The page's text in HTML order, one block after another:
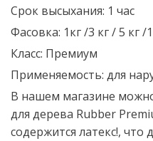
Срок высыхания: 1 час
Фасовка: 1кг /3 кг / 5 кг /
Класс: Премиум
Применяемость: для
В нашем магазине
для дерева Rubber
содержится латекс!, что